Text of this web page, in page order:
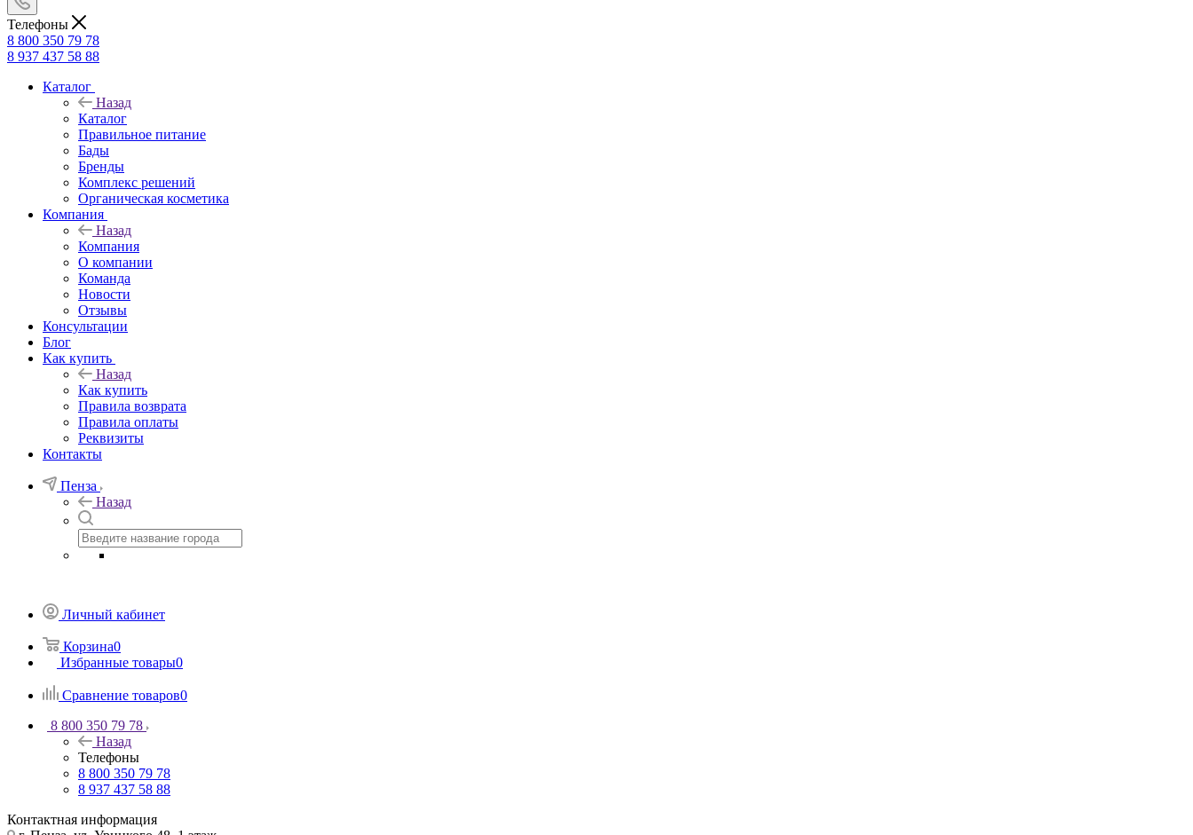
Телефоны
8 800 350 79 78
8 937 437 58 88
Каталог
Назад
Каталог
Правильное питание
Бады
Бренды
Комплекс решений
Органическая косметика
Компания
Назад
Компания
О компании
Команда
Новости
Отзывы
Консультации
Блог
Как купить
Назад
Как купить
Правила возврата
Правила оплаты
Реквизиты
Контакты
Пенза
Назад
Личный кабинет
Корзина0
Избранные товары0
Сравнение товаров0
8 800 350 79 78
Назад
Телефоны
8 800 350 79 78
8 937 437 58 88
Контактная информация